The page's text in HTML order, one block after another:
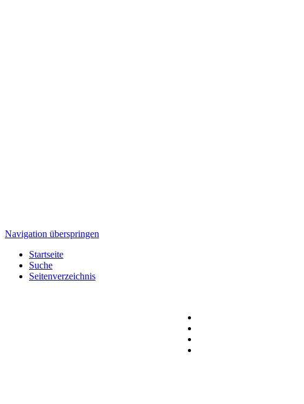
Navigation überspringen
Startseite
Suche
Seitenverzeichnis